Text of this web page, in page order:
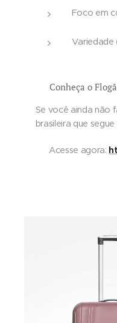
Foco em
Variedade
🔗 Conheça o
Se você ainda não
brasileira que segue
👉 Acesse agora: